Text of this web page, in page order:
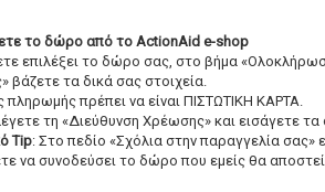
το δώρο από το ActionAid e-shop
επιλέξει το δώρο σας, στο βήμα
βάζετε τα δικά σας στοιχεία.
πρέπει να είναι ΠΙΣΤΩΤΙΚΗ ΚΑΡΤΑ.
τη «Διεύθυνση Χρέωσης» και εισάγετε
Tip: Στο πεδίο «Σχόλια στην παραγγελία σας»
να συνοδεύσει το δώρο που εμείς θα